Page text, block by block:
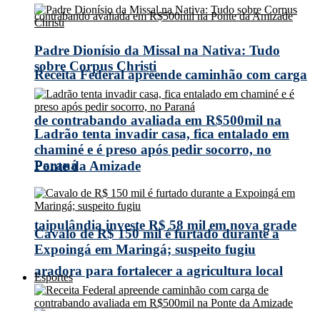
Receita Federal apreende caminhão com carga
de contrabando avaliada em R$500mil na
Ponte da Amizade
taipulândia investe R$ 58 mil em nova grade
aradora para fortalecer a agricultura local
Padre Dionísio da Missal na Nativa: Tudo
sobre Corpus Christi
Ladrão tenta invadir casa, fica entalado em
chaminé e é preso após pedir socorro, no
Paraná
Cavalo de R$ 150 mil é furtado durante a
Expoingá em Maringá; suspeito fugiu
Esportes